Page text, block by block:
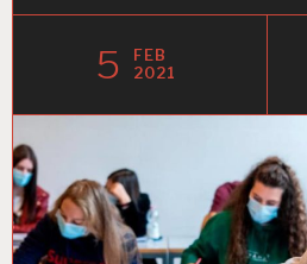
5
FEB
2021